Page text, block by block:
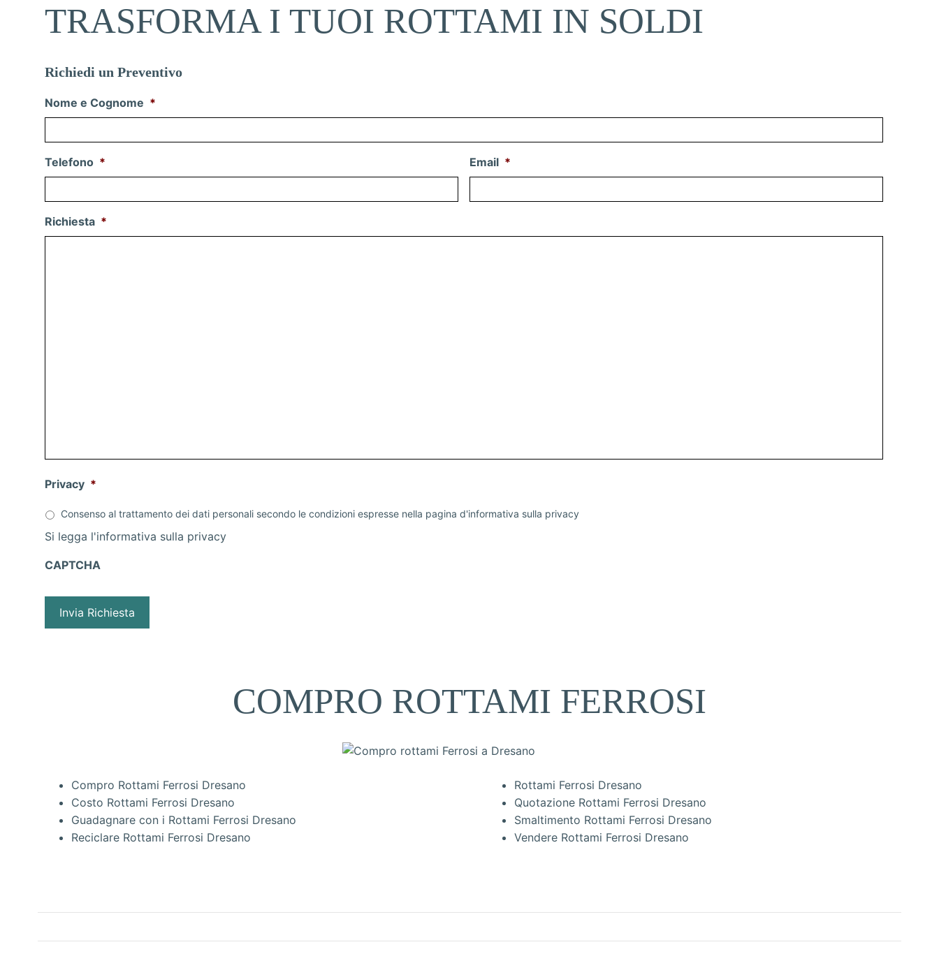
TRASFORMA I TUOI ROTTAMI IN SOLDI
Richiedi un Preventivo
Nome e Cognome *
Telefono * Email *
Richiesta *
Privacy *
Consenso al trattamento dei dati personali secondo le condizioni espresse nella pagina d'informativa sulla privacy
Si legga l'informativa sulla privacy
CAPTCHA
COMPRO ROTTAMI FERROSI
Compro Rottami Ferrosi Dresano
Costo Rottami Ferrosi Dresano
Guadagnare con i Rottami Ferrosi Dresano
Reciclare Rottami Ferrosi Dresano
Rottami Ferrosi Dresano
Quotazione Rottami Ferrosi Dresano
Smaltimento Rottami Ferrosi Dresano
Vendere Rottami Ferrosi Dresano